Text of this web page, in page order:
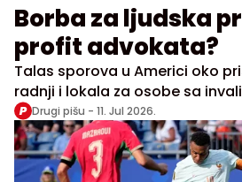
Borba za ljudska
profit advokata?
Talas sporova u Americi oko
radnji i lokala za osobe sa
Drugi pišu - 11. Jul 2026.